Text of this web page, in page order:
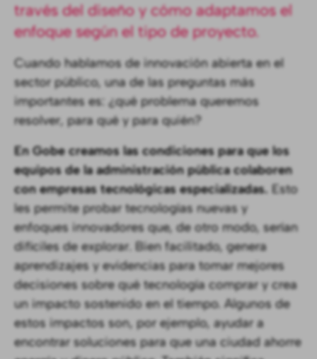
través del diseño y cómo adaptamos el
enfoque según el tipo de proyecto.
Cuando hablamos de innovación abierta en el
sector público, una de las preguntas más
importantes es: ¿qué problema queremos
resolver, para qué y para quién?
En Gobe creamos las condiciones para que los
equipos de la administración pública colaboren
con empresas tecnológicas especializadas. Esto
les permite probar tecnologías nuevas y
enfoques innovadores que, de otro modo, serían
difíciles de explorar. Bien facilitado, genera
aprendizajes y evidencias para tomar mejores
decisiones sobre qué tecnología comprar y crea
un impacto sostenido en el tiempo. Algunos de
estos impactos son, por ejemplo, ayudar a
encontrar soluciones para que una ciudad ahorre